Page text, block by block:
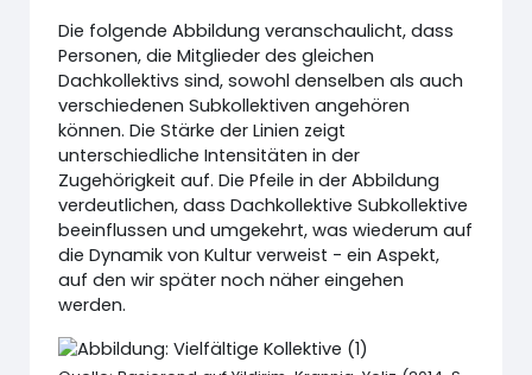
Die folgende Abbildung veranschaulicht, dass
Personen, die Mitglieder des gleichen
Dachkollektivs sind, sowohl denselben als auch
verschiedenen Subkollektiven angehören
können. Die Stärke der Linien zeigt
unterschiedliche Intensitäten in der
Zugehörigkeit auf. Die Pfeile in der Abbildung
verdeutlichen, dass Dachkollektive Subkollektive
beeinflussen und umgekehrt, was wiederum auf
die Dynamik von Kultur verweist - ein Aspekt,
auf den wir später noch näher eingehen
werden.